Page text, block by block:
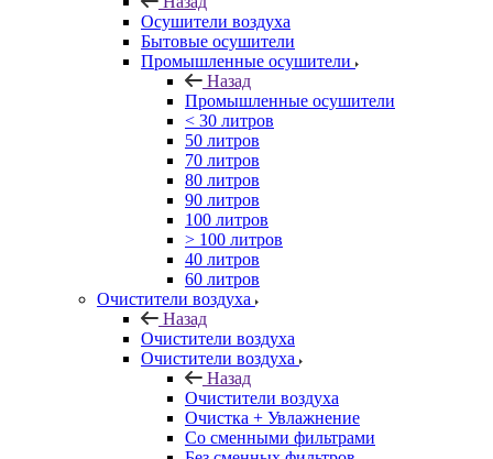
Осушители воздуха
Бытовые осушители
Промышленные осушители
Назад
Промышленные осушители
< 30 литров
50 литров
70 литров
80 литров
90 литров
100 литров
> 100 литров
40 литров
60 литров
Очистители воздуха
Назад
Очистители воздуха
Очистители воздуха
Назад
Очистители воздуха
Очистка + Увлажнение
Cо сменными фильтрами